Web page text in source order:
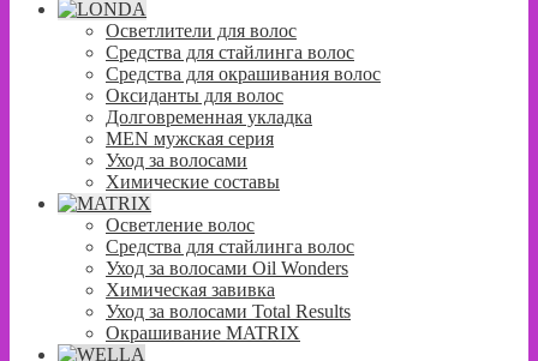
Осветлители для волос
Средства для стайлинга волос
Средства для окрашивания волос
Оксиданты для волос
Долговременная укладка
MEN мужская серия
Уход за волосами
Химические составы
Осветление волос
Средства для стайлинга волос
Уход за волосами Oil Wonders
Химическая завивка
Уход за волосами Total Results
Окрашивание MATRIX